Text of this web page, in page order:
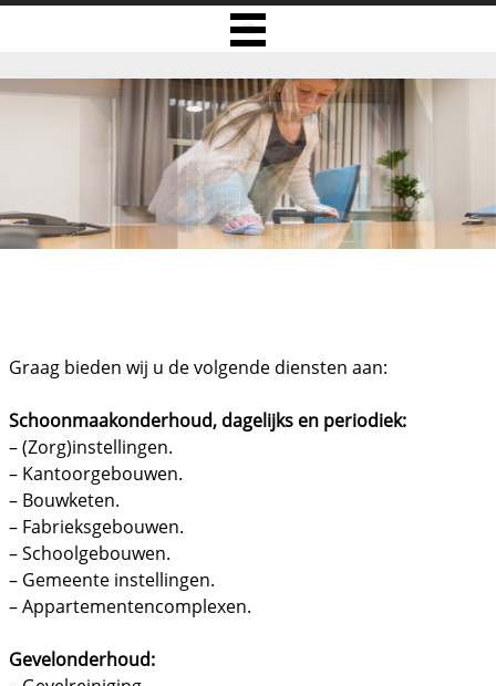
Graag bieden wij u de volgende diensten aan:
Schoonmaakonderhoud, dagelijks en periodiek:
– (Zorg)instellingen.
– Kantoorgebouwen.
– Bouwketen.
– Fabrieksgebouwen.
– Schoolgebouwen.
– Gemeente instellingen.
– Appartementencomplexen.
Gevelonderhoud: